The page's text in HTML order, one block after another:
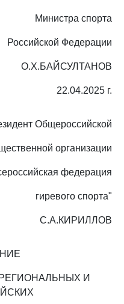
Министра спорта
Российской Федерации
О.Х.БАЙСУЛТАНОВ
22.04.2025 г.
Общероссийской
организации
федерация
гиревого спорта"
С.А.КИРИЛЛОВ
И